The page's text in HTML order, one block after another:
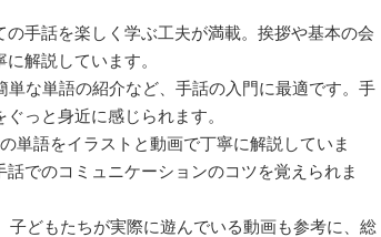
手話を楽しく学ぶ工夫が満載。挨拶や基本の会
解説しています。
な単語の紹介など、手話の入門に最適です。手
っと身近に感じられます。
単語をイラストと動画で丁寧に解説していま
でのコミュニケーションのコツを覚えられま
どもたちが実際に遊んでいる動画も参考に、総